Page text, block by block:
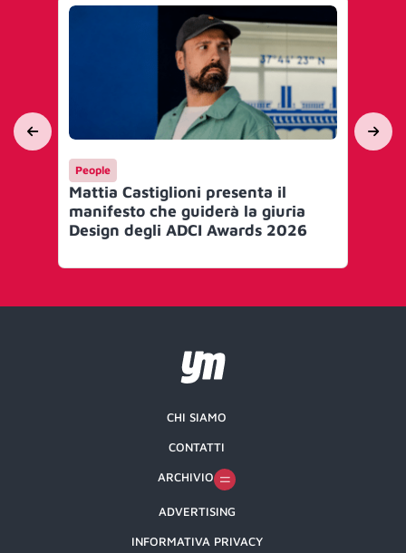
People
Mattia Castiglioni presenta il
manifesto che guiderà la giuria
Design degli ADCI Awards 2026
CHI SIAMO
CONTATTI
ARCHIVIO
ADVERTISING
INFORMATIVA PRIVACY